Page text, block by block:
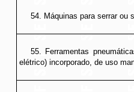
54. Máquinas para serrar ou
55. Ferramentas
elétrico) incorporado, de uso